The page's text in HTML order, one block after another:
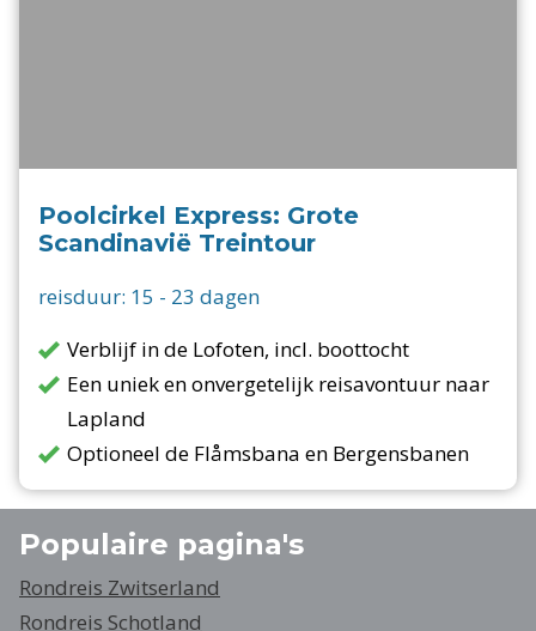
Poolcirkel Express: Grote
Scandinavië Treintour
reisduur: 15 - 23 dagen
Verblijf in de Lofoten, incl. boottocht
Een uniek en onvergetelijk reisavontuur naar
Lapland
Optioneel de Flåmsbana en Bergensbanen
Populaire pagina's
Rondreis Zwitserland
Rondreis Schotland